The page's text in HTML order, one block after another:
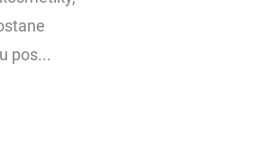
pos...